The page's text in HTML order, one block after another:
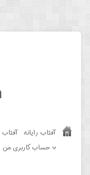
آفتاب رایانه آفتاب
حساب کاربری من